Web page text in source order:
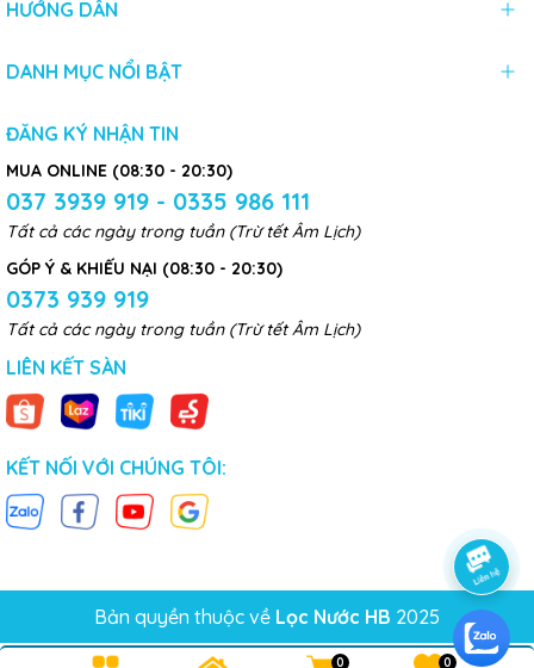
HƯỚNG DẪN
DANH MỤC NỔI BẬT
ĐĂNG KÝ NHẬN TIN
MUA ONLINE (08:30 - 20:30)
037 3939 919 - 0335 986 111
Tất cả các ngày trong tuần (Trừ tết Âm Lịch)
GÓP Ý & KHIẾU NẠI (08:30 - 20:30)
0373 939 919
Tất cả các ngày trong tuần (Trừ tết Âm Lịch)
LIÊN KẾT SÀN
KẾT NỐI VỚI CHÚNG TÔI:
Bản quyền thuộc về Lọc Nước HB 2025
0 0